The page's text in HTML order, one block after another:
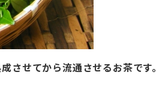
させてから流通させるお茶です。